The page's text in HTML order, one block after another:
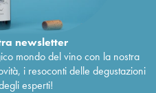
newsletter
mondo del vino con la nostra
i resoconti delle degustazioni
esperti!